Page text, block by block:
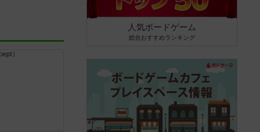
人気ボードゲーム
総合おすすめランキング